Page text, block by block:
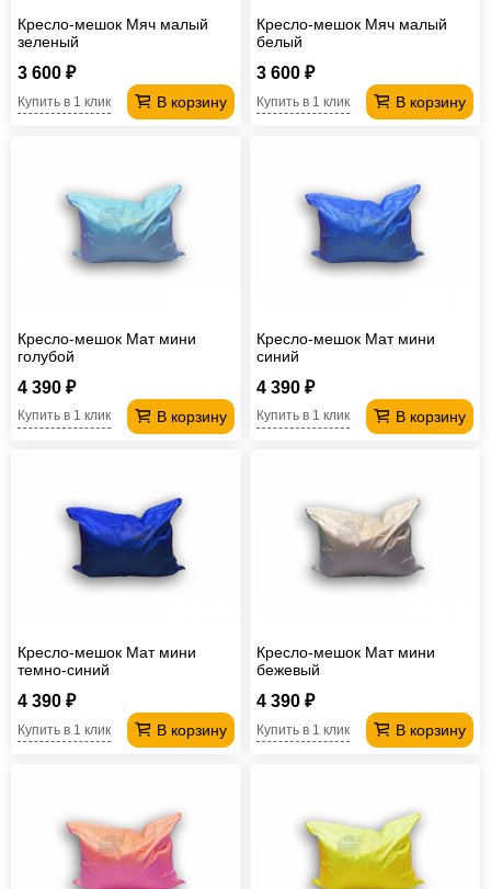
Кресло-мешок Мяч малый
зеленый
3 600 ₽
В корзину
Купить в 1 клик
Кресло-мешок Мяч малый
белый
3 600 ₽
В корзину
Купить в 1 клик
Кресло-мешок Мат мини
голубой
4 390 ₽
В корзину
Купить в 1 клик
Кресло-мешок Мат мини
синий
4 390 ₽
В корзину
Купить в 1 клик
Кресло-мешок Мат мини
темно-синий
4 390 ₽
В корзину
Купить в 1 клик
Кресло-мешок Мат мини
бежевый
4 390 ₽
В корзину
Купить в 1 клик